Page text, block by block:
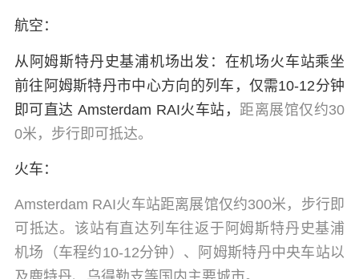
航空：
从阿姆斯特丹史基浦机场出发：在机场火车站乘坐
前往阿姆斯特丹市中心方向的列车，仅需10-12分钟
即可直达 Amsterdam RAI火车站， 距离展馆仅约30
0米，步行即可抵达。
火车：
Amsterdam RAI火车站距离展馆仅约300米，步行即
可抵达。该站有直达列车往返于阿姆斯特丹史基浦
机场（车程约10-12分钟）、阿姆斯特丹中央车站以